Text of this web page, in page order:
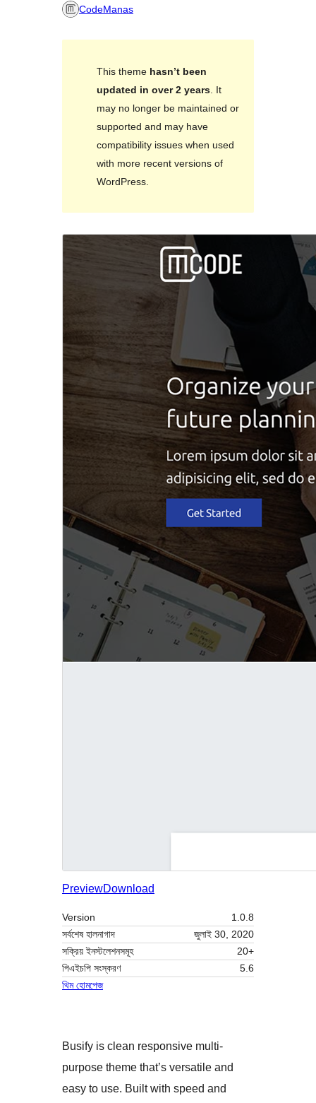
CodeManas
This theme hasn’t been
updated in over 2 years. It
may no longer be maintained or
supported and may have
compatibility issues when used
with more recent versions of
WordPress.
PreviewDownload
Version
1.0.8
সর্বশেষ হালনাগাদ
জুলাই 30, 2020
সক্রিয় ইনস্টলেশনসমূহ
20+
পিএইচপি সংস্করণ
5.6
থিম হোমপেজ
Busify is clean responsive multi-
purpose theme that’s versatile and
easy to use. Built with speed and